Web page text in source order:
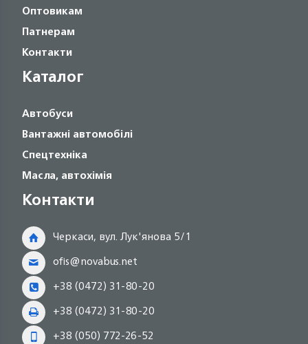
Оптовикам
Патнерам
Контакти
Каталог
Автобуси
Вантажні автомобілі
Спецтехніка
Масла, автохімія
Контакти
Черкаси, вул. Лук'янова 5/1
ofis@novabus.net
+38 (0472) 31-80-20
+38 (0472) 31-80-20
+38 (050) 772-26-52